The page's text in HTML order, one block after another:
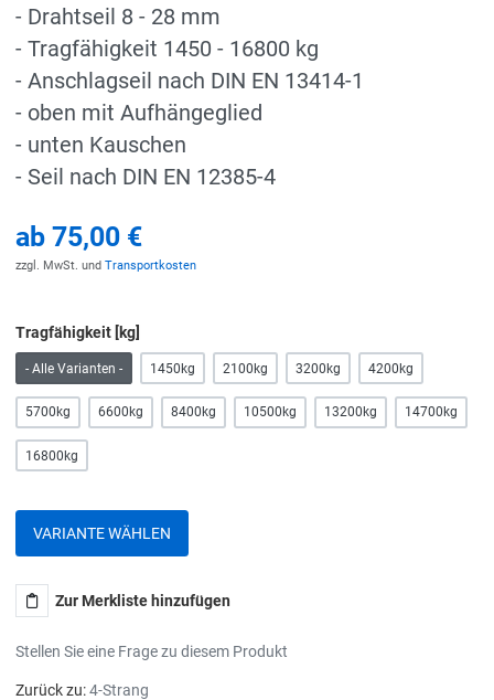
- Drahtseil 8 - 28 mm
- Tragfähigkeit 1450 - 16800 kg
- Anschlagseil nach DIN EN 13414-1
- oben mit Aufhängeglied
- unten Kauschen
- Seil nach DIN EN 12385-4
ab 75,00 €
zzgl. MwSt. und Transportkosten
Tragfähigkeit [kg]
- Alle Varianten - 1450kg 2100kg 3200kg 4200kg
5700kg 6600kg 8400kg 10500kg 13200kg 14700kg
16800kg
VARIANTE WÄHLEN
Zur Merkliste hinzufügen
Stellen Sie eine Frage zu diesem Produkt
Zurück zu:4-Strang